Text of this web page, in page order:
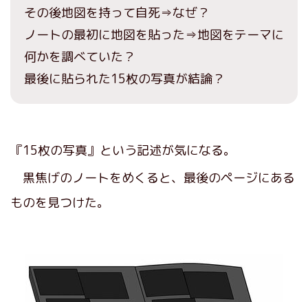
その後地図を持って自死⇒なぜ？
ノートの最初に地図を貼った⇒地図をテーマに
何かを調べていた？
最後に貼られた15枚の写真が結論？
『15枚の写真』という記述が気になる。
黒焦げのノートをめくると、最後のページにある
ものを見つけた。